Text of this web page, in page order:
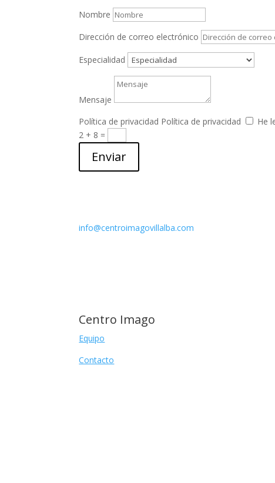
Nombre
Dirección de correo electrónico
Especialidad
Mensaje
Política de privacidad Política de privacidad He
2 + 8 =
Enviar
info@centroimagovillalba.com
Centro Imago
Equipo
Contacto